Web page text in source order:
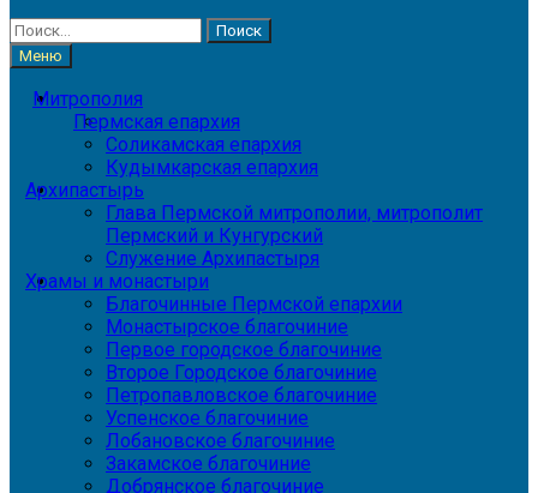
Найти:
Меню
Митрополия
Пермская епархия
Соликамская епархия
Кудымкарская епархия
Архипастырь
Глава Пермской митрополии, митрополит
Пермский и Кунгурский
Служение Архипастыря
Храмы и монастыри
Благочинные Пермской епархии
Монастырское благочиние
Первое городское благочиние
Второе Городское благочиние
Петропавловское благочиние
Успенское благочиние
Лобановское благочиние
Закамское благочиние
Добрянское благочиние